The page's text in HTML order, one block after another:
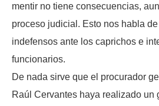
mentir no tiene consecuencias,
proceso judicial. Esto nos habla
indefensos ante los caprichos e
funcionarios.
De nada sirve que el procurador
Raúl Cervantes haya realizado un